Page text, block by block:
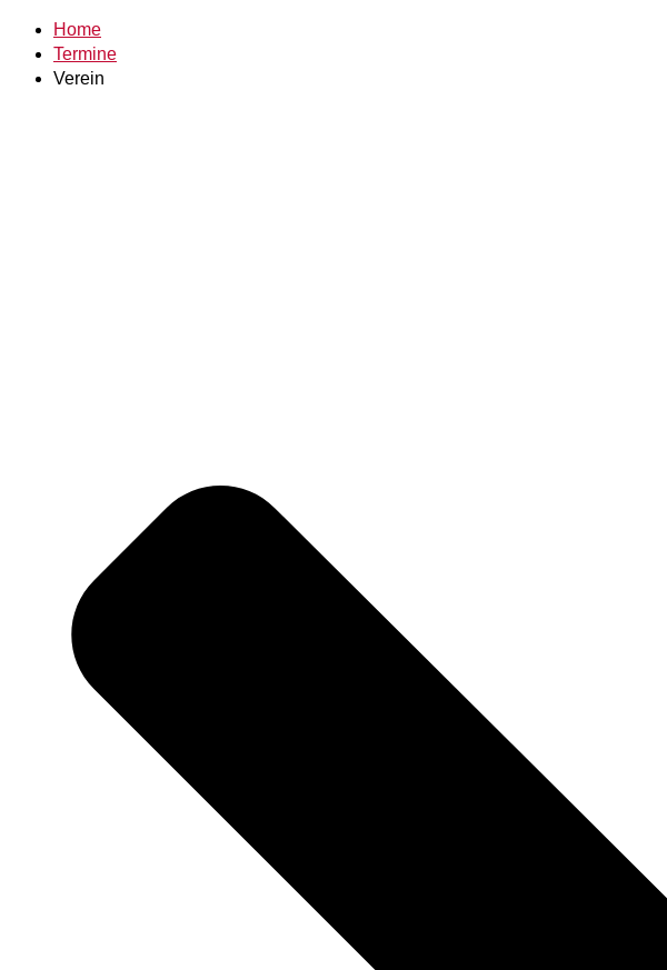
Home
Termine
Verein